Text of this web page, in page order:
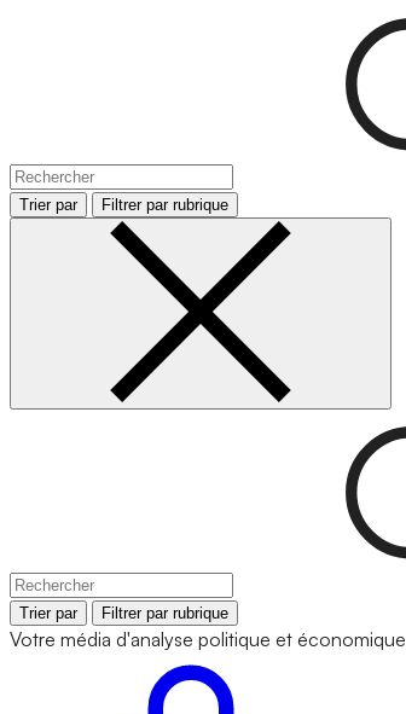
Trier par Filtrer par rubrique
Trier par Filtrer par rubrique
Votre média d'analyse politique et économique